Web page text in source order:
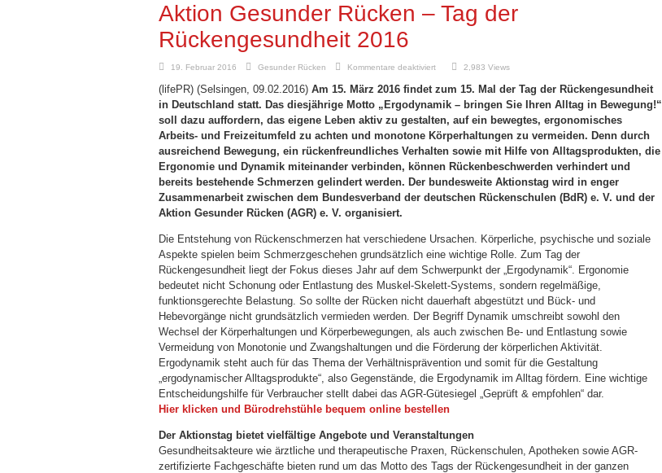
Aktion Gesunder Rücken – Tag der
Rückengesundheit 2016
19. Februar 2016 Gesunder Rücken Kommentare deaktiviertfür
Gesunder
Rücken
–
Tag
der
2016
2,983 Views
(lifePR) (Selsingen, 09.02.2016) Am 15. März 2016 findet zum 15. Mal der Tag der Rückengesundheit
in Deutschland statt. Das diesjährige Motto „Ergodynamik – bringen Sie Ihren Alltag in Bewegung!“
soll dazu auffordern, das eigene Leben aktiv zu gestalten, auf ein bewegtes, ergonomisches
Arbeits- und Freizeitumfeld zu achten und monotone Körperhaltungen zu vermeiden. Denn durch
ausreichend Bewegung, ein rückenfreundliches Verhalten sowie mit Hilfe von Alltagsprodukten, die
Ergonomie und Dynamik miteinander verbinden, können Rückenbeschwerden verhindert und
bereits bestehende Schmerzen gelindert werden. Der bundesweite Aktionstag wird in enger
Zusammenarbeit zwischen dem Bundesverband der deutschen Rückenschulen (BdR) e. V. und der
Aktion Gesunder Rücken (AGR) e. V. organisiert.
Die Entstehung von Rückenschmerzen hat verschiedene Ursachen. Körperliche, psychische und soziale
Aspekte spielen beim Schmerzgeschehen grundsätzlich eine wichtige Rolle. Zum Tag der
Rückengesundheit liegt der Fokus dieses Jahr auf dem Schwerpunkt der „Ergodynamik“. Ergonomie
bedeutet nicht Schonung oder Entlastung des Muskel-Skelett-Systems, sondern regelmäßige,
funktionsgerechte Belastung. So sollte der Rücken nicht dauerhaft abgestützt und Bück- und
Hebevorgänge nicht grundsätzlich vermieden werden. Der Begriff Dynamik umschreibt sowohl den
Wechsel der Körperhaltungen und Körperbewegungen, als auch zwischen Be- und Entlastung sowie
Vermeidung von Monotonie und Zwangshaltungen und die Förderung der körperlichen Aktivität.
Ergodynamik steht auch für das Thema der Verhältnisprävention und somit für die Gestaltung
„ergodynamischer Alltagsprodukte“, also Gegenstände, die Ergodynamik im Alltag fördern. Eine wichtige
Entscheidungshilfe für Verbraucher stellt dabei das AGR-Gütesiegel „Geprüft & empfohlen“ dar.
Hier klicken und Bürodrehstühle bequem online bestellen
Der Aktionstag bietet vielfältige Angebote und Veranstaltungen
Gesundheitsakteure wie ärztliche und therapeutische Praxen, Rückenschulen, Apotheken sowie AGR-
zertifizierte Fachgeschäfte bieten rund um das Motto des Tags der Rückengesundheit in der ganzen